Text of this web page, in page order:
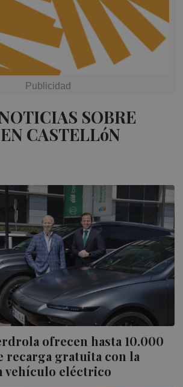
SOBRE
CASTELLóN
ofrecen hasta 10.000
recarga gratuita con la
vehículo eléctrico